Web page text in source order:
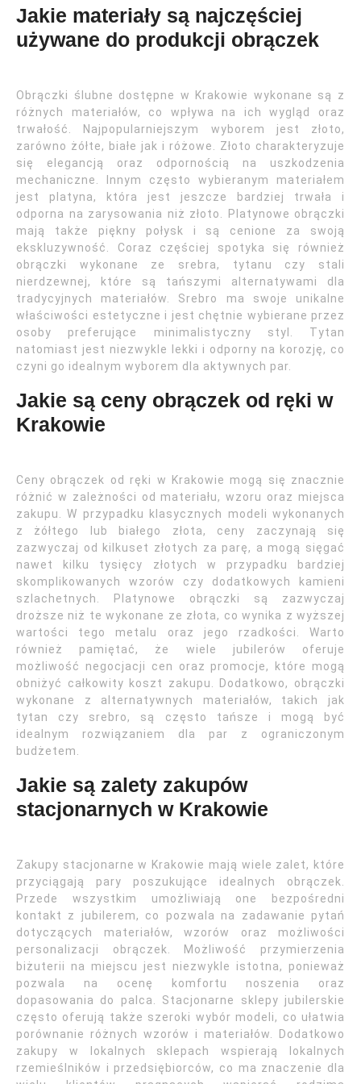
Jakie materiały są najczęściej
używane do produkcji obrączek
Obrączki ślubne dostępne w Krakowie wykonane są z
różnych materiałów, co wpływa na ich wygląd oraz
trwałość. Najpopularniejszym wyborem jest złoto,
zarówno żółte, białe jak i różowe. Złoto charakteryzuje
się elegancją oraz odpornością na uszkodzenia
mechaniczne. Innym często wybieranym materiałem
jest platyna, która jest jeszcze bardziej trwała i
odporna na zarysowania niż złoto. Platynowe obrączki
mają także piękny połysk i są cenione za swoją
ekskluzywność. Coraz częściej spotyka się również
obrączki wykonane ze srebra, tytanu czy stali
nierdzewnej, które są tańszymi alternatywami dla
tradycyjnych materiałów. Srebro ma swoje unikalne
właściwości estetyczne i jest chętnie wybierane przez
osoby preferujące minimalistyczny styl. Tytan
natomiast jest niezwykle lekki i odporny na korozję, co
czyni go idealnym wyborem dla aktywnych par.
Jakie są ceny obrączek od ręki w
Krakowie
Ceny obrączek od ręki w Krakowie mogą się znacznie
różnić w zależności od materiału, wzoru oraz miejsca
zakupu. W przypadku klasycznych modeli wykonanych
z żółtego lub białego złota, ceny zaczynają się
zazwyczaj od kilkuset złotych za parę, a mogą sięgać
nawet kilku tysięcy złotych w przypadku bardziej
skomplikowanych wzorów czy dodatkowych kamieni
szlachetnych. Platynowe obrączki są zazwyczaj
droższe niż te wykonane ze złota, co wynika z wyższej
wartości tego metalu oraz jego rzadkości. Warto
również pamiętać, że wiele jubilerów oferuje
możliwość negocjacji cen oraz promocje, które mogą
obniżyć całkowity koszt zakupu. Dodatkowo, obrączki
wykonane z alternatywnych materiałów, takich jak
tytan czy srebro, są często tańsze i mogą być
idealnym rozwiązaniem dla par z ograniczonym
budżetem.
Jakie są zalety zakupów
stacjonarnych w Krakowie
Zakupy stacjonarne w Krakowie mają wiele zalet, które
przyciągają pary poszukujące idealnych obrączek.
Przede wszystkim umożliwiają one bezpośredni
kontakt z jubilerem, co pozwala na zadawanie pytań
dotyczących materiałów, wzorów oraz możliwości
personalizacji obrączek. Możliwość przymierzenia
biżuterii na miejscu jest niezwykle istotna, ponieważ
pozwala na ocenę komfortu noszenia oraz
dopasowania do palca. Stacjonarne sklepy jubilerskie
często oferują także szeroki wybór modeli, co ułatwia
porównanie różnych wzorów i materiałów. Dodatkowo
zakupy w lokalnych sklepach wspierają lokalnych
rzemieślników i przedsiębiorców, co ma znaczenie dla